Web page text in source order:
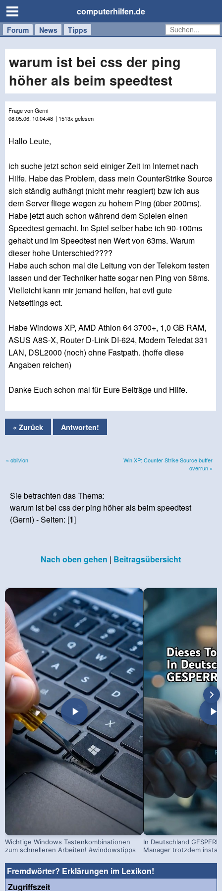
computerhilfen.de
Forum News Tipps
Handy
Tablet
Windows
Mac
warum ist bei css der ping
höher als beim speedtest
Frage von Gerni
08.05.06, 10:04:48 | 1513x gelesen
Hallo Leute,
ich suche jetzt schon seid einiger Zeit im Internet nach
Hilfe. Habe das Problem, dass mein CounterStrike Source
sich ständig aufhängt (nicht mehr reagiert) bzw ich aus
dem Server fliege wegen zu hohem Ping (über 200ms).
Habe jetzt auch schon während dem Spielen einen
Speedtest gemacht. Im Spiel selber habe ich 90-100ms
gehabt und im Speedtest nen Wert von 63ms. Warum
dieser hohe Unterschied????
Habe auch schon mal die Leitung von der Telekom testen
lassen und der Techniker hatte sogar nen Ping von 58ms.
Vielleicht kann mir jemand helfen, hat evtl gute
Netsettings ect.
Habe Windows XP, AMD Athlon 64 3700+, 1,0 GB RAM,
ASUS A8S-X, Router D-Link DI-624, Modem Teledat 331
LAN, DSL2000 (noch) ohne Fastpath. (hoffe diese
Angaben reichen)
Danke Euch schon mal für Eure Beiträge und Hilfe.
« Zurück Antworten!
« oblivion
Win XP: Counter Strike Source buffer
overrun »
Sie betrachten das Thema:
warum ist bei css der ping höher als beim speedtest
(Gerni) - Seiten: [1]
Nach oben gehen | Beitragsübersicht
Wichtige Windows Tastenkombinationen
zum schnelleren Arbeiten! #windowstipps
In Deutschland
Manager trotzdem
Fremdwörter? Erklärungen im Lexikon!
Zugriffszeit